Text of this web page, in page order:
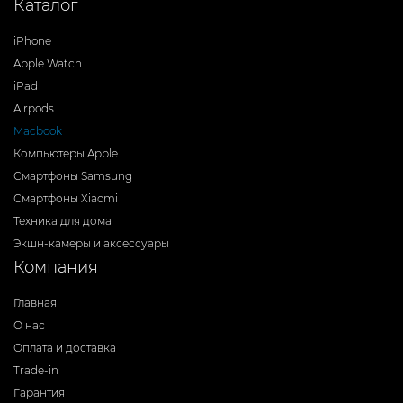
Каталог
iPhone
Apple Watch
iPad
Airpods
Macbook
Компьютеры Apple
Смартфоны Samsung
Смартфоны Xiaomi
Техника для дома
Экшн-камеры и аксессуары
Компания
Главная
О нас
Оплата и доставка
Trade-in
Гарантия